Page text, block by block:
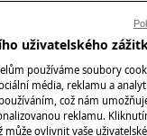
varné desky,
digestoře, trouby
Rezervovat
uživatelského
používáme soubory
média, reklamu a
což nám
reklamu.
může ovlivnit vaše